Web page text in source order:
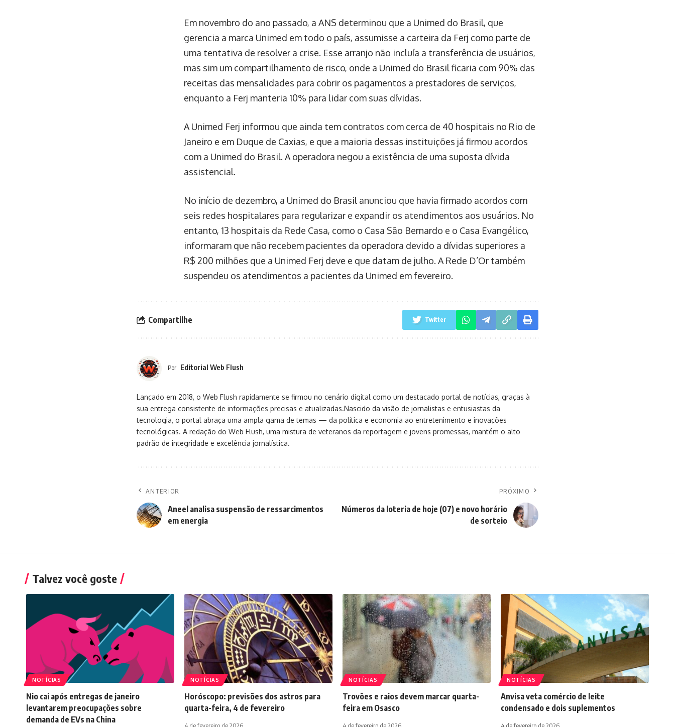
Em novembro do ano passado, a ANS determinou que a Unimed do Brasil, que
gerencia a marca Unimed em todo o país, assumisse a carteira da Ferj como parte de
uma tentativa de resolver a crise. Esse arranjo não incluía a transferência de usuários,
mas sim um compartilhamento de risco, onde a Unimed do Brasil ficaria com 90% das
receitas das mensalidades para cobrir os pagamentos a prestadores de serviços,
enquanto a Ferj manteria 10% para lidar com suas dívidas.
A Unimed Ferj informou que ainda tem contratos com cerca de 40 hospitais no Rio de
Janeiro e em Duque de Caxias, e que a maioria dessas instituições já firmou acordos
com a Unimed do Brasil. A operadora negou a existência de uma suposta dívida
assistencial.
No início de dezembro, a Unimed do Brasil anunciou que havia firmado acordos com
seis redes hospitalares para regularizar e expandir os atendimentos aos usuários. No
entanto, 13 hospitais da Rede Casa, como o Casa São Bernardo e o Casa Evangélico,
informaram que não recebem pacientes da operadora devido a dívidas superiores a
R$ 200 milhões que a Unimed Ferj deve e que datam de julho. A Rede D’Or também
suspendeu os atendimentos a pacientes da Unimed em fevereiro.
Compartilhe Twitter
Por Editorial Web Flush
Lançado em 2018, o Web Flush rapidamente se firmou no cenário digital como um destacado portal de notícias, graças à
sua entrega consistente de informações precisas e atualizadas.Nascido da visão de jornalistas e entusiastas da
tecnologia, o portal abraça uma ampla gama de temas — da política e economia ao entretenimento e inovações
tecnológicas. A redação do Web Flush, uma mistura de veteranos da reportagem e jovens promessas, mantém o alto
padrão de integridade e excelência jornalística.
ANTERIOR
Aneel analisa suspensão de ressarcimentos
em energia
PRÓXIMO
Números da loteria de hoje (07) e novo horário
de sorteio
Talvez você goste
NOTÍCIAS
Nio cai após entregas de janeiro
levantarem preocupações sobre
demanda de EVs na China
NOTÍCIAS
Horóscopo: previsões dos astros para
quarta-feira, 4 de fevereiro
NOTÍCIAS
Trovões e raios devem marcar quarta-
feira em Osasco
NOTÍCIAS
Anvisa veta comércio de leite
condensado e dois suplementos